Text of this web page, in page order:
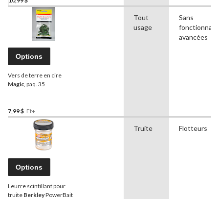
Options
Vers de terre en cire
Magic , paq. 35
7,99 $ Et+
Tout
usage
Sans
avancées
Options
Leurre scintillant pour
truite BerkleyPowerBait
Truite Flotteurs